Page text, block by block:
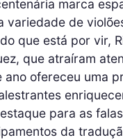
marca
variedade de
que está por vir,
que atraíram
ano ofereceu uma
para as
da